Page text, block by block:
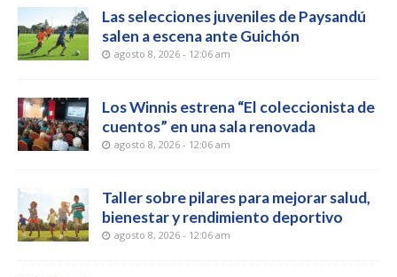
Las selecciones juveniles de Paysandú
salen a escena ante Guichón
agosto 8, 2026 - 12:06 am
Los Winnis estrena “El coleccionista de
cuentos” en una sala renovada
agosto 8, 2026 - 12:06 am
Taller sobre pilares para mejorar salud,
bienestar y rendimiento deportivo
agosto 8, 2026 - 12:06 am